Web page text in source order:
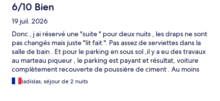
6/10 Bien
19 juil. 2026
Donc , j ai réservé une "suite " pour deux nuits , les draps ne sont
pas changés mais juste "lit fait ". Pas assez de serviettes dans la
salle de bain . Et pour le parking en sous sol ,il y a eu des travaux
au marteau piqueur , le parking est payant et résultat, voiture
complètement recouverte de poussière de ciment . Au moins
prévenir. Le petit déjeuner en mode buffet ,n est pas terrible .
Sinon dans l ensemble ça pau aller .
ladislas, séjour de 2 nuits